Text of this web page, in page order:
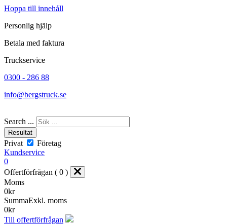
Hoppa till innehåll
Personlig hjälp
Betala med faktura
Truckservice
0300 - 286 88
info@bergstruck.se
Search ...
Resultat
Privat
Företag
Kundservice
0
Offertförfrågan ( 0 )
Moms
0kr
SummaExkl. moms
0kr
Till offertförfrågan